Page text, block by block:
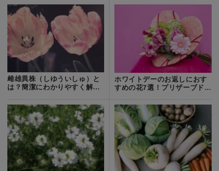
雌雄異株（しゆういしゅ）と
は？簡潔にわかりやすく解
ホワイトデーのお返しにおす
すめの花7選！プリザーブドフ